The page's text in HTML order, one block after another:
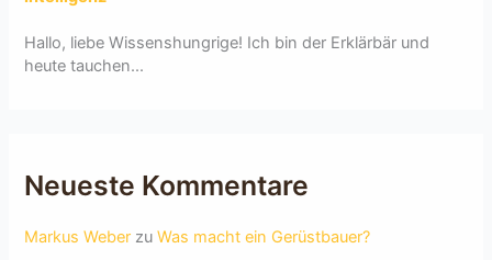
Hallo, liebe Wissenshungrige! Ich bin der Erklärbär und
heute tauchen...
Neueste Kommentare
Markus Weber zuWas macht ein Gerüstbauer?